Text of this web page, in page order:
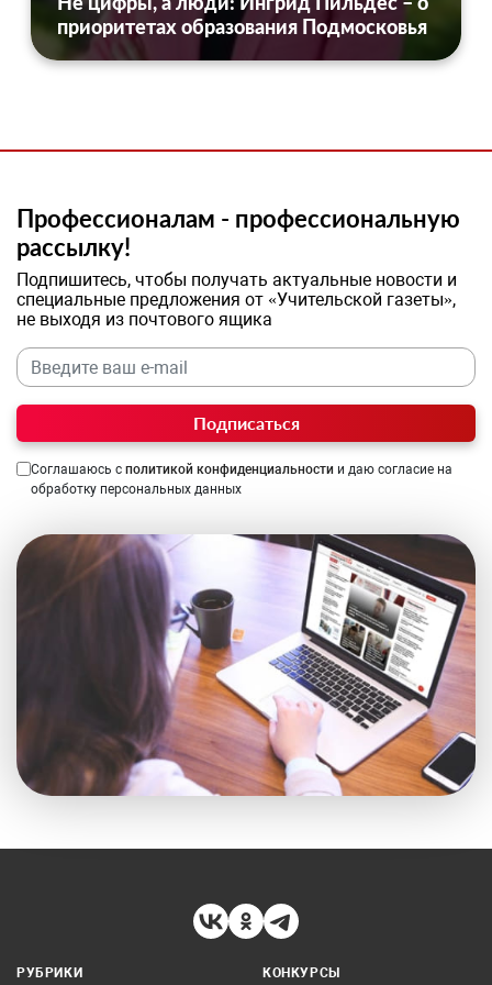
приоритетах образования Подмосковья
Профессионалам - профессиональную
рассылку!
Подпишитесь, чтобы получать актуальные новости и
специальные предложения от «Учительской газеты»,
не выходя из почтового ящика
Подписаться
Соглашаюсь с политикой конфиденциальности и даю согласие на
обработку персональных данных
РУБРИКИ
КОНКУРСЫ